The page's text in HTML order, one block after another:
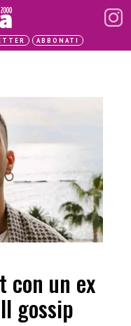
ABBONATI
con un ex
gossip